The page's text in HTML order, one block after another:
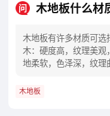
问 木地板什么材
木地板有许多材质可选
木：硬度高，纹理美
地柔软，色泽深，纹
木地板